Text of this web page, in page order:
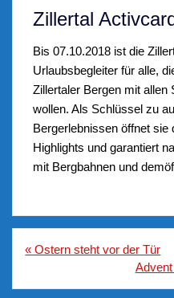
Zillertal
Bis 07.10.2018 ist die
Urlaubsbegleiter für alle,
Zillertaler Bergen mit allen
wollen. Als Schlüssel zu
Bergerlebnissenöffnet sie
Highlights und garantiert
mit Bergbahnen und dem
Beitragsnavigation
« Ostern steht vor der Tür